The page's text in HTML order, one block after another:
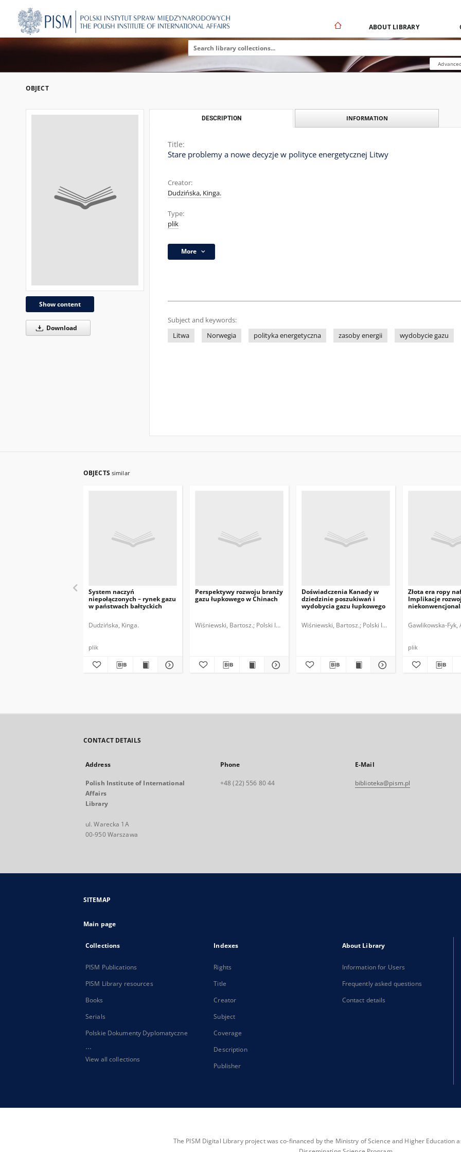
ABOUT LIBRARY
OBJECT
Show content
Download
DESCRIPTION INFORMATION
Title:
Stare problemy a nowe decyzje w polityce energetycznej Litwy
Creator:
Dudzińska, Kinga.
Type:
plik
More
Subject and keywords:
Litwa
Norwegia polityka energetyczna zasoby energii wydobycie gazu
OBJECTS similar
System naczyń
niepołączonych – rynek gazu
w państwach bałtyckich
Dudzińska, Kinga.
plik
Perspektywy rozwoju branży
gazu łupkowego w Chinach
Wiśniewski, Bartosz. Polski Instytut Spraw Międzynarodowych.
Doświadczenia Kanady w
dziedzinie poszukiwań i
wydobycia gazu łupkowego
Wiśniewski, Bartosz. Polski Instytut Spraw
Złota era ropy
Implikacje
Gawlikowska-Fyk,
plik
CONTACT DETAILS
Address
Polish Institute of International
Affairs
Library
ul. Warecka 1A
00-950 Warszawa
Phone
+48 (22) 556 80 44
E-Mail
biblioteka@pism.pl
SITEMAP
Main page
Collections
PISM Publications
PISM Library resources
Books
Serials
Polskie Dokumenty Dyplomatyczne
...
View all collections
Indexes
Rights
Title
Creator
Subject
Coverage
Description
Publisher
About Library
Information for Users
Frequently asked questions
Contact details
The PISM Digital Library project was co-financed by the Ministry of Science and Higher Education